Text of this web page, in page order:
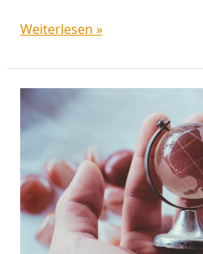
Weiterlesen »
2020:
Ein
einschneidender
Wendepunkt?
(Teil
3:
Globale
Bewertungsunterschiede